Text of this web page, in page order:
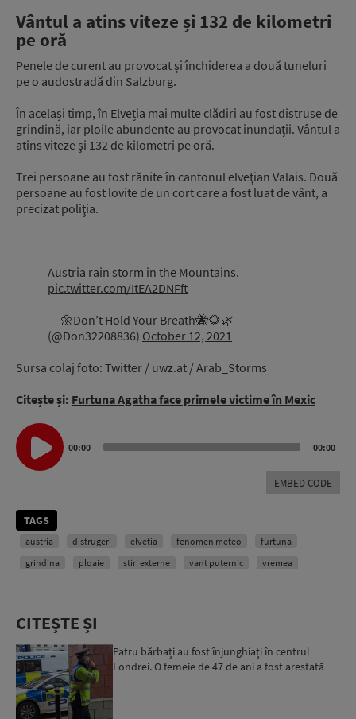
Vântul a atins viteze și 132 de kilometri
pe oră
Penele de curent au provocat și închiderea a două tuneluri
pe o audostradă din Salzburg.
În același timp, în Elveția mai multe clădiri au fost distruse de
grindină, iar ploile abundente au provocat inundații. Vântul a
atins viteze și 132 de kilometri pe oră.
Trei persoane au fost rănite în cantonul elveţian Valais. Două
persoane au fost lovite de un cort care a fost luat de vânt, a
precizat poliţia.
Austria rain storm in the Mountains.
pic.twitter.com/ItEA2DNFft
— 🌼Don’t Hold Your Breath🐝🌻🌿
(@Don32208836) October 12, 2021
Sursa colaj foto: Twitter / uwz.at / Arab_Storms
Citește și: Furtuna Agatha face primele victime în Mexic
Audio
Player
00:00 00:00
EMBED CODE
TAGS
austria distrugeri elvetia fenomen meteo
furtuna
grindina
ploaie stiri externe vant puternic vremea
CITEȘTE ȘI
Patru bărbați au fost înjunghiați în centrul
Londrei. O femeie de 47 de ani a fost arestată